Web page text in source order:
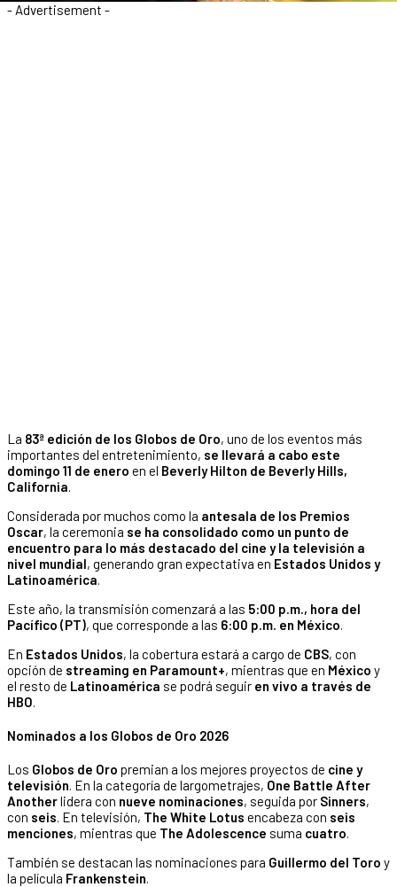
- Advertisement -
La 83ª edición de los Globos de Oro, uno de los eventos más
importantes del entretenimiento, se llevará a cabo este
domingo 11 de enero en el Beverly Hilton de Beverly Hills,
California.
Considerada por muchos como la antesala de los Premios
Oscar, la ceremonia se ha consolidado como un punto de
encuentro para lo más destacado del cine y la televisión a
nivel mundial, generando gran expectativa en Estados Unidos y
Latinoamérica.
Este año, la transmisión comenzará a las 5:00 p.m., hora del
Pacífico (PT), que corresponde a las 6:00 p.m. en México.
En Estados Unidos, la cobertura estará a cargo de CBS, con
opción de streaming en Paramount+, mientras que en México y
el resto de Latinoamérica se podrá seguir en vivo a través de
HBO.
Nominados a los Globos de Oro 2026
Los Globos de Oro premian a los mejores proyectos de cine y
televisión. En la categoría de largometrajes, One Battle After
Anotherlidera con nueve nominaciones, seguida por Sinners,
con seis. En televisión, The White Lotus encabeza con seis
menciones, mientras que The Adolescence suma cuatro.
También se destacan las nominaciones para Guillermo del Toro y
la película Frankenstein.